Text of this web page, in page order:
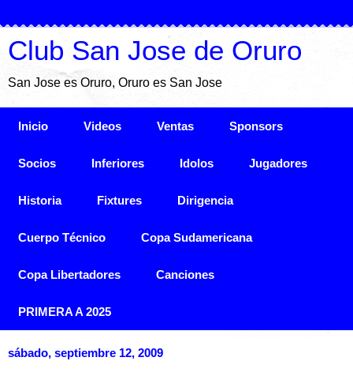
Club San Jose de Oruro
San Jose es Oruro, Oruro es San Jose
Inicio Videos Ventas Sponsors
Socios Inferiores Idolos Jugadores
Historia Fixtures Dirigencia
Cuerpo Técnico Copa Sudamericana
Copa Libertadores Canciones
PRIMERA A 2025
sábado, septiembre 12, 2009